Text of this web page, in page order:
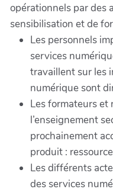
opérationnels par des
sensibilisation et de
Les personnels
services
travaillent sur les
numérique sont
Les formateurs et
l’enseignement
prochainement
produit :
Les différents
des services